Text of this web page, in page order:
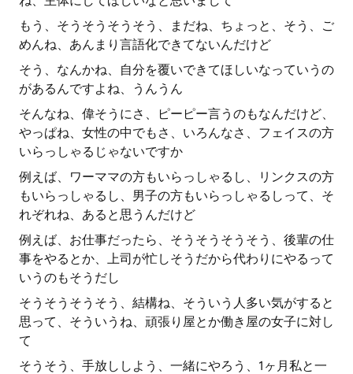
もう、そうそうそうそう、まだね、ちょっと、そう、ご
めんね、あんまり言語化できてないんだけど
そう、なんかね、自分を覆いできてほしいなっていうの
があるんですよね、うんうん
そんなね、偉そうにさ、ピーピー言うのもなんだけど、
やっぱね、女性の中でもさ、いろんなさ、フェイスの方
いらっしゃるじゃないですか
例えば、ワーママの方もいらっしゃるし、リンクスの方
もいらっしゃるし、男子の方もいらっしゃるしって、そ
れぞれね、あると思うんだけど
例えば、お仕事だったら、そうそうそうそう、後輩の仕
事をやるとか、上司が忙しそうだから代わりにやるって
いうのもそうだし
そうそうそうそう、結構ね、そういう人多い気がすると
思って、そういうね、頑張り屋とか働き屋の女子に対し
て
そうそう、手放ししよう、一緒にやろう、1ヶ月私と一